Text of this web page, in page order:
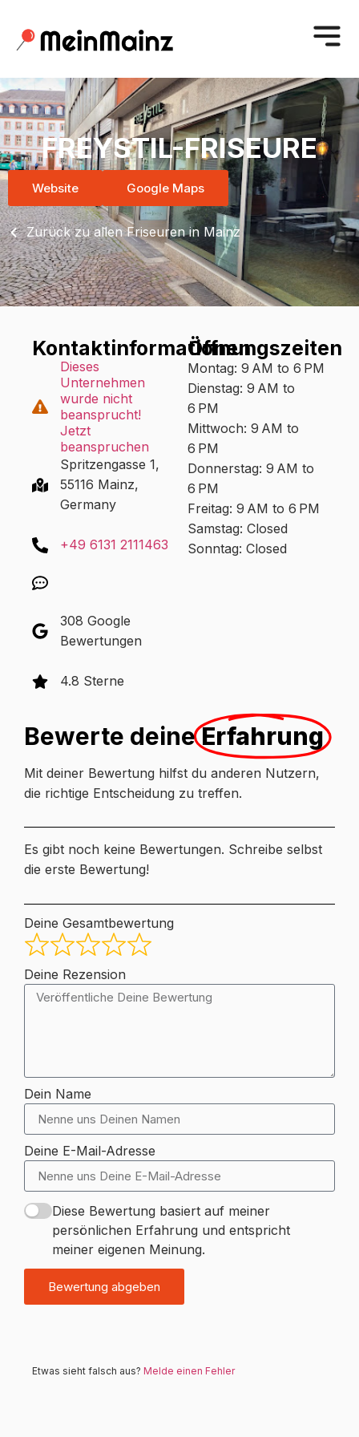
FREYSTIL-FRISEURE
Website Google Maps
Zurück zu allen Friseuren in Mainz
Kontaktinformationen
Dieses
Unternehmen
wurde nicht
beansprucht!
Jetzt
beanspruchen
Spritzengasse 1,
55116 Mainz,
Germany
+49 6131 2111463
308 Google
Bewertungen
4.8 Sterne
Öffnungszeiten
Montag: 9 AM to 6 PM
Dienstag: 9 AM to
6 PM
Mittwoch: 9 AM to
6 PM
Donnerstag: 9 AM to
6 PM
Freitag: 9 AM to 6 PM
Samstag: Closed
Sonntag: Closed
Bewerte deineErfahrung
Mit deiner Bewertung hilfst du anderen Nutzern,
die richtige Entscheidung zu treffen.
Es gibt noch keine Bewertungen. Schreibe selbst
die erste Bewertung!
Deine Gesamtbewertung
Deine Rezension
Dein Name
Deine E-Mail-Adresse
Diese Bewertung basiert auf meiner
persönlichen Erfahrung und entspricht
meiner eigenen Meinung.
Bewertung abgeben
Etwas sieht falsch aus? Melde einen Fehler